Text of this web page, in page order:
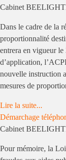
Cabinet
Dans le cadre de la
proportionnalité
entrera en vigueur
d’application,
nouvelle instruction
mesures de
Lire la suite...
Démarchage
Cabinet
Pour mémoire, la